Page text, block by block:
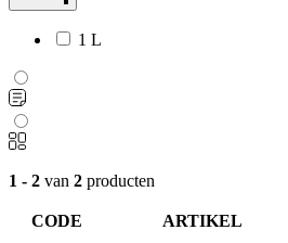
1 L
1 - 2 van 2 producten
CODE ARTIKEL